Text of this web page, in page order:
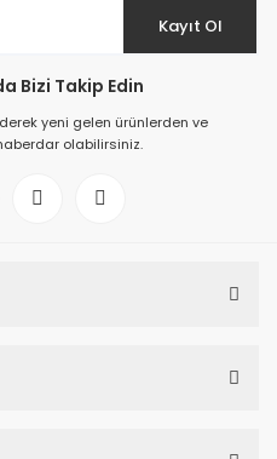
Kayıt Ol
Bizi Takip Edin
yeni gelen ürünlerden ve
olabilirsiniz.